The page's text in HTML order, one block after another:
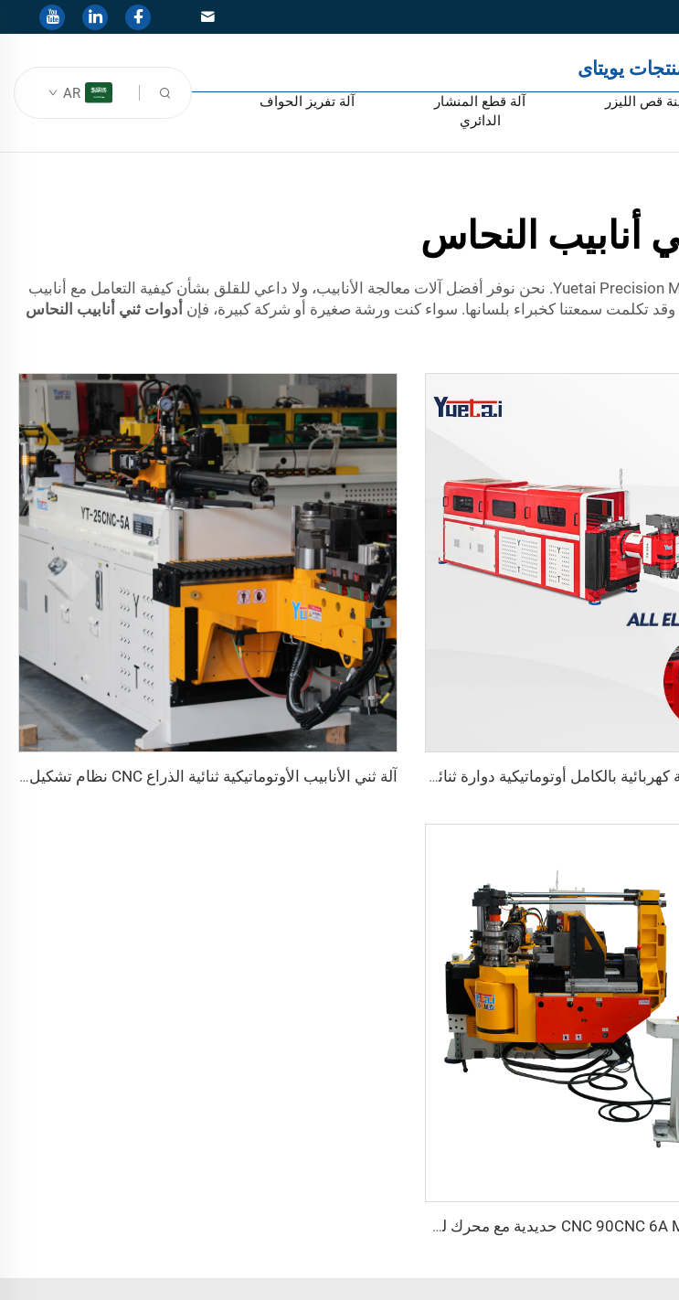
يويتاى
قص الليزر
آلة قطع المنشار
الدائري
آلة تفريز الحواف AR
أنابيب النحاس
؟ تحقق من شركة Yuetai Precision Machinery Co. Ltd. نحن نوفر أفضل آلات معالجة الأنابيب، ولا داعي للقلق بشأن كيفية التعامل مع أنابيب
تكلمت سمعتنا كخبراء بلسانها. سواء كنت ورشة صغيرة أو شركة كبيرة، فإن أدوات ثني أنابيب النحاس
آلة ثني أنابيب معدنية كهربائية بالكامل أوتوماتيكية دوارة ثنائية الاتجاه سلسلة CNC آلة ثني الأنابيب الأوتوماتيكية ثنائية الذراع CNC نظام تشكيل الأنابيب ثنائي الاتجاه المتزامن لعوادم ودرابزين آلة ثني الأنابيب
ماكينة ثني أنابيب CNC 90CNC 6A MS حديدية مع محرك للأنابيب المربعة وللألومنيوم والفولاذ المقاوم للصدأ والنحاس